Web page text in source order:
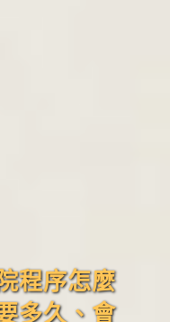
程序怎麼
多久、會